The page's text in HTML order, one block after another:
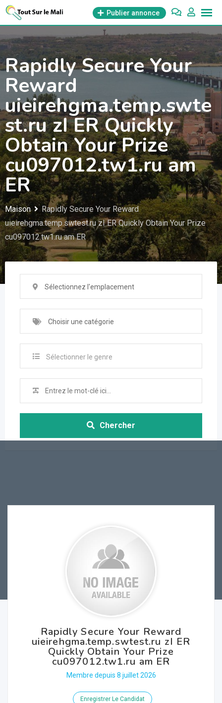
Aller
contenu
Publier annonce
Rapidly Secure Your
Reward
uieirehgma.temp.swte
st.ru zI ER Quickly
Obtain Your Prize
cu097012.tw1.ru am
ER
Maison
Rapidly Secure Your Reward
uieirehgma.temp.swtest.ru zI ER Quickly Obtain Your Prize
cu097012.tw1.ru am ER
Sélectionnez l'emplacement
Choisir une catégorie
Sélectionner le genre
Chercher
Rapidly Secure Your Reward
uieirehgma.temp.swtest.ru zI ER
Quickly Obtain Your Prize
cu097012.tw1.ru am ER
Membre depuis 8 juillet 2026
Enregistrer Le Candidat